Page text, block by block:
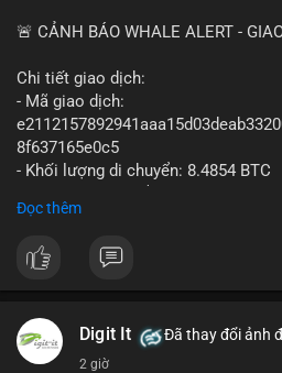
📰 Nguồn: CoinDesk
🚨 CẢNH BÁO WHALE ALERT -
Chi tiết giao dịch:
- Mã giao dịch:
8f637165e0c5
- Khối lượng di chuyển: 8.4854 BTC
USD)
Nhận định phân tích hành vi của
bán tiềm năng...) và tác động tâm
Đọc thêm
Digit It Đã thay đổi ảnh
2 giờ